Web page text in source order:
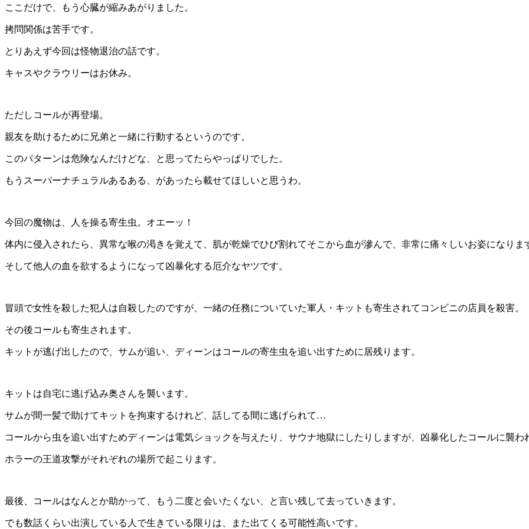
ここだけで、もう心臓が縮みあがりました。
拷問関係は苦手です。
とりあえず今回は怪物退治の話です。
キャスやクラウリーはお休み。
ただしコールが再登場。
親友を助けるために兄弟と一緒に行動するというのです。
このパターンは危険なんだけどな、と思ってたらやっぱりでした。
もうスーパーナチュラルあるある、があったら載せてほしいと思うわ。
今回の魔物は、人を操る寄生虫。オエーッ！
体内に侵入されたら、異常な喉の渇きを覚えて、肌が乾燥でひび割れてそこから血が滲んで、非常に痛々しいお姿になりま
そして他人の血を欲するようになって凶暴化する厄介なヤツです。
冒頭で女性を殺した犯人は自殺したのですが、一緒の任務についていた軍人・キットも寄生されてコンビニの店員を殺害。
その後コールも寄生されます。
キットが逃げ出したので、サムが追い、ディーンはコールの寄生虫を追い出すために居残ります。
キットは自宅に逃げ込み奥さんを襲います。
サムが間一髪で助けてキットを拘束するけれど、話してる間に逃げられて…
コールから虫を追い出すためディーンは電気ショックを与えたり、サウナ地獄にしたりしますが、凶暴化したコールに襲
ホラーの王道攻撃がそれぞれの場所で起こります。
最後、コールはなんとか助かって、もう二度と会いたくない、と言い残して去っていきます。
でも数話くらい出演している人で生きている限りは、また出てくる可能性高いです。